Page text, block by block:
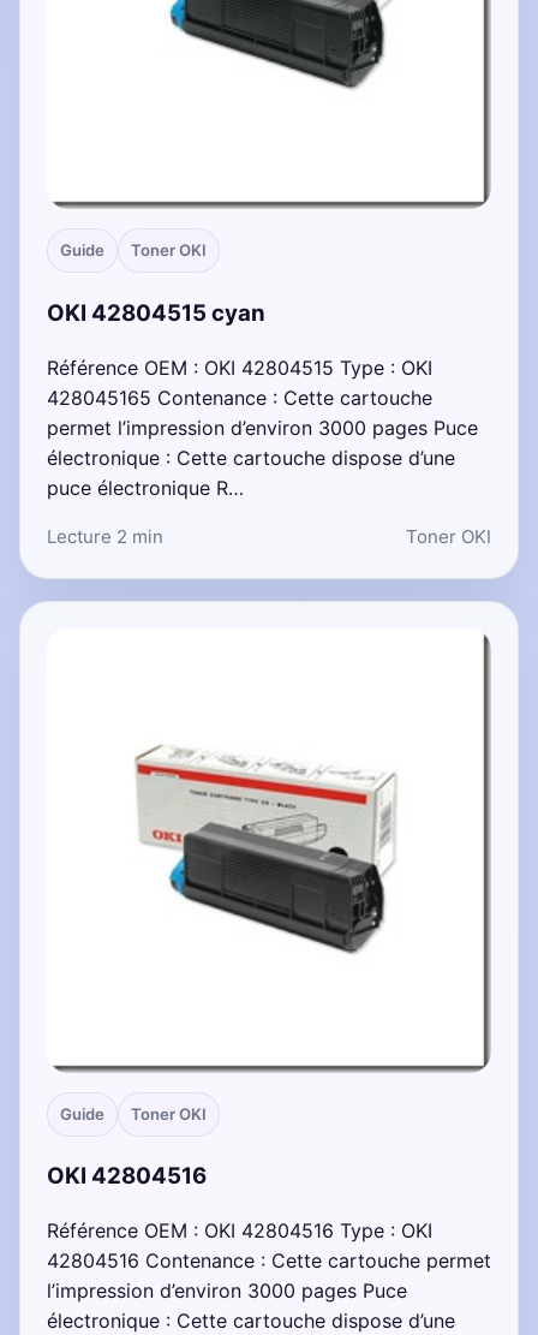
Guide Toner OKI
OKI 42804515 cyan
Référence OEM : OKI 42804515 Type : OKI
428045165 Contenance : Cette cartouche
permet l’impression d’environ 3000 pages Puce
électronique : Cette cartouche dispose d’une
puce électronique R…
Lecture 2 min Toner OKI
Guide Toner OKI
OKI 42804516
Référence OEM : OKI 42804516 Type : OKI
42804516 Contenance : Cette cartouche permet
l’impression d’environ 3000 pages Puce
électronique : Cette cartouche dispose d’une